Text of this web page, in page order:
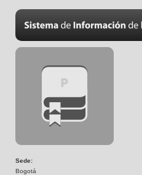
Sede:
Bogotá